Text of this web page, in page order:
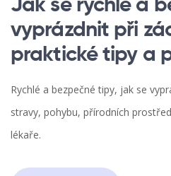
Jak se rychle a
vyprázdnit při
praktické tipy a
Rychlé a bezpečné tipy, jak se
stravy, pohybu, přírodních
lékaře.